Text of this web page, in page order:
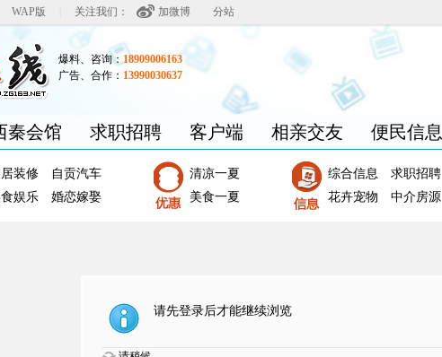
WAP版 关注我们： 加微博 分站
爆料、咨询：18909006163
广告、合作： 13990030637
秦会馆 求职招聘 客户端 相亲交友 便民信息
装修
自贡汽车
娱乐
婚恋嫁娶
清凉一夏
美食一夏
综合信息 求职招聘
花卉宠物
中介房源
请先登录后才能继续浏览